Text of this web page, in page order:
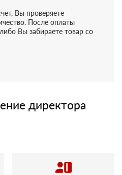
Вы проверяете
После оплаты
Вы забираете товар со
директора